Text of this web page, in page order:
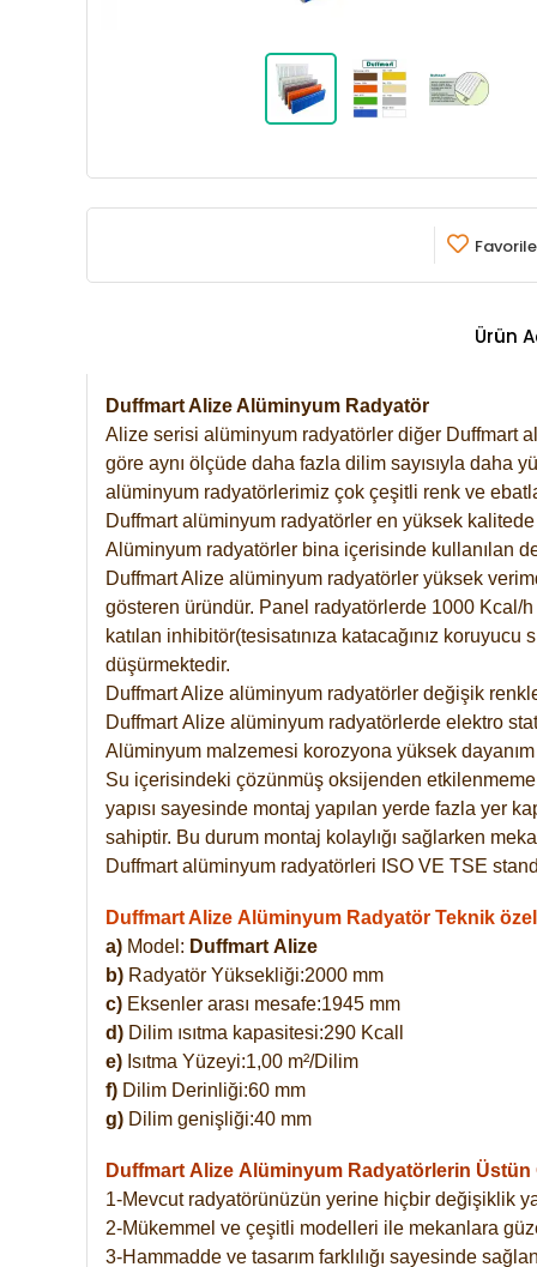
Ürün
Duffmart Alize Alüminyum Radyatör
Alize serisi alüminyum radyatörler diğer Duffmart
göre aynı ölçüde daha fazla dilim sayısıyla daha
alüminyum radyatörlerimiz çok çeşitli renk ve
Duffmart alüminyum radyatörler en yüksek
Alüminyum radyatörler bina içerisinde kullanılan
Duffmart Alize alüminyum radyatörler yüksek
gösteren üründür. Panel radyatörlerde 1000 Kcal/h
katılan inhibitör(tesisatınıza katacağınız
düşürmektedir.
Duffmart Alize alüminyum radyatörler değişik
DuffmartAlize alüminyum radyatörlerde elektro
Alüminyum malzemesi korozyona yüksek
Su içerisindeki çözünmüş oksijenden
yapısı sayesinde montaj yapılan yerde fazla yer
sahiptir. Bu durum montaj kolaylığı sağlarken
Duffmart alüminyum radyatörleri ISO VE TSE
Duffmart Alize Alüminyum Radyatör Teknik
a) Model: Duffmart Alize
b) Radyatör Yüksekliği:2000 mm
c) Eksenler arası mesafe:1945 mm
d) Dilim ısıtma kapasitesi:290 Kcall
e) Isıtma Yüzeyi:1,00 m²/Dilim
f) Dilim Derinliği:60 mm
g) Dilim genişliği:40 mm
Duffmart Alize Alüminyum Radyatörlerin Üstün
1-Mevcut radyatörünüzün yerine hiçbir değişiklik
2-Mükemmel ve çeşitli modelleri ile mekanlara
3-Hammadde ve tasarım farklılığı sayesinde